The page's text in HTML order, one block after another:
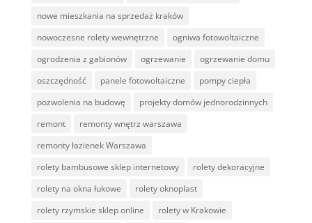
nowe mieszkania na sprzedaż kraków
nowoczesne rolety wewnętrzne
ogniwa fotowoltaiczne
ogrodzenia z gabionów
ogrzewanie
ogrzewanie domu
oszczędność
panele fotowoltaiczne
pompy ciepła
pozwolenia na budowę
projekty domów jednorodzinnych
remont
remonty wnętrz warszawa
remonty łazienek Warszawa
rolety bambusowe sklep internetowy
rolety dekoracyjne
rolety na okna łukowe
rolety oknoplast
rolety rzymskie sklep online
rolety w Krakowie